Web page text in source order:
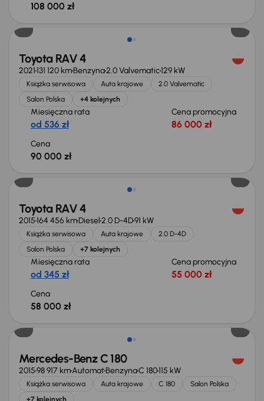
108 000 zł
Toyota RAV 4
2021131 120 kmBenzyna2.0 Valvematic129 kW
Książka serwisowa Auta krajowe
2.0 Valvematic
Salon Polska
+4 kolejnych
Miesięczna rata
od 536 zł
Cena promocyjna
86 000 zł
Cena
90 000 zł
Toyota RAV 4
2015164 456 kmDiesel2.0 D-4D91 kW
Książka serwisowa Auta krajowe
2.0 D-4D
Salon Polska
+7 kolejnych
Miesięczna rata
od 345 zł
Cena promocyjna
55 000 zł
Cena
58 000 zł
Mercedes-Benz C 180
201598 917 kmAutomatBenzynaC 180115 kW
Książka serwisowa Auta krajowe C 180
Salon Polska
+7 kolejnych